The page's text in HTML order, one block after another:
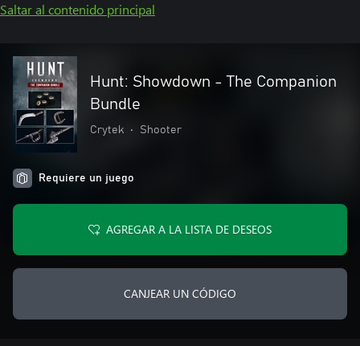
Saltar al contenido principal
Hunt: Showdown - The Companion
Bundle
Crytek • Shooter
Requiere un juego
AGREGAR A LA LISTA DE DESEOS
CANJEAR UN CÓDIGO